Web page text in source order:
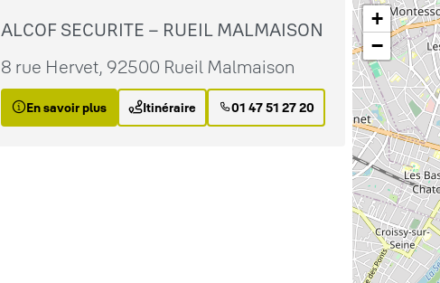
ALCOF SECURITE – RUEIL MALMAISON
8 rue Hervet, 92500 Rueil Malmaison
En savoir plus Itinéraire 01 47 51 27 20
+
−